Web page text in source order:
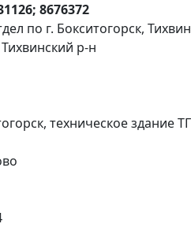
8676372
по г. Бокситогорск,
р-н
техническое здание